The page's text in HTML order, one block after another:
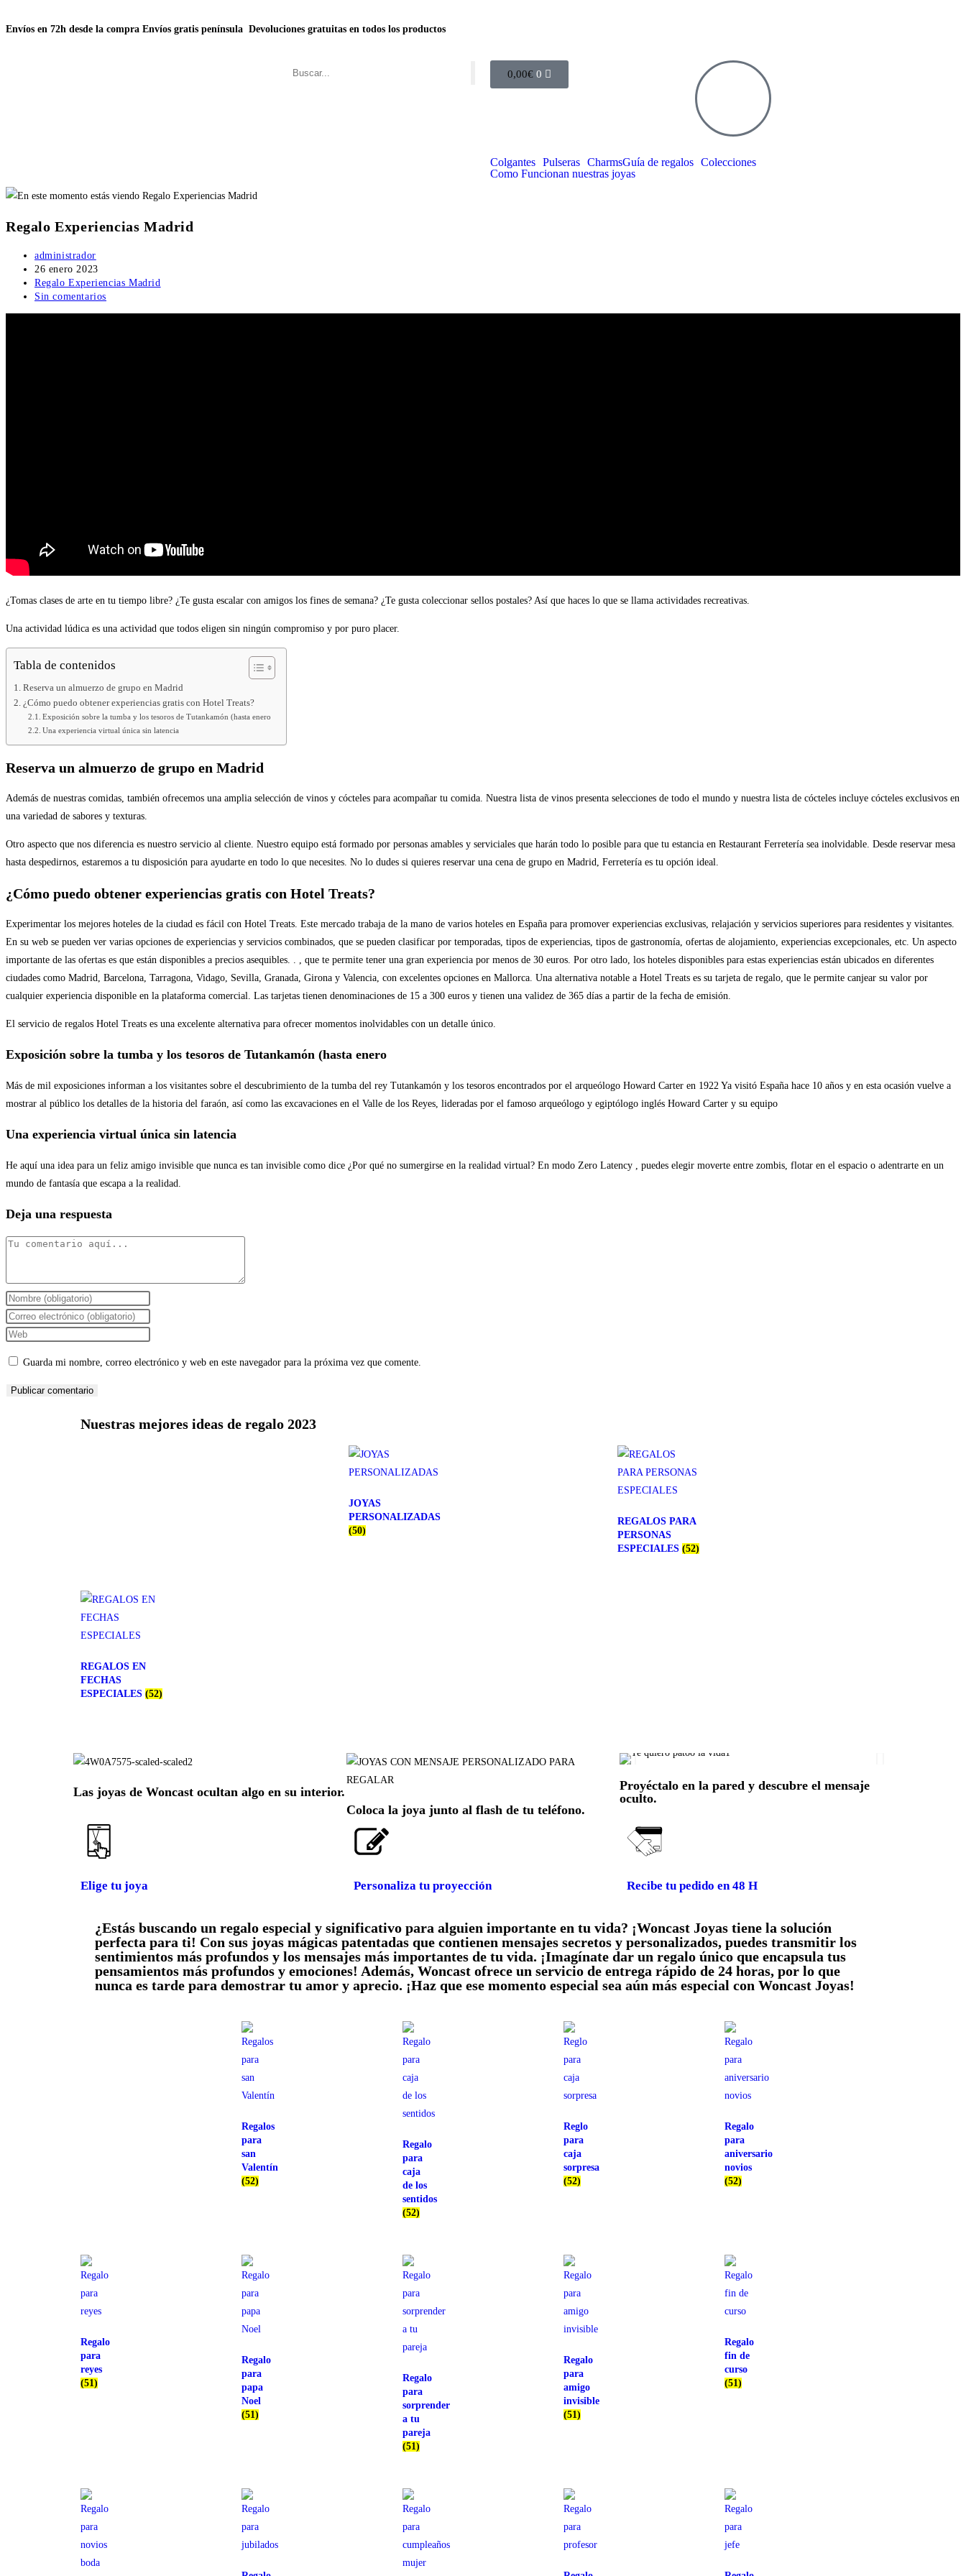
Envíos en 72h desde la compra Envíos gratis península Devoluciones gratuitas en todos los productos
0,00€ 0
Colgantes Pulseras CharmsGuía de regalos Colecciones
Como Funcionan nuestras joyas
Regalo Experiencias Madrid
administrador
26 enero 2023
Regalo Experiencias Madrid
Sin comentarios
¿Tomas clases de arte en tu tiempo libre? ¿Te gusta escalar con amigos los fines de semana? ¿Te gusta coleccionar sellos postales? Así que haces lo que se llama actividades recreativas.
Una actividad lúdica es una actividad que todos eligen sin ningún compromiso y por puro placer.
Tabla de contenidos
Reserva un almuerzo de grupo en Madrid
¿Cómo puedo obtener experiencias gratis con Hotel Treats?
Exposición sobre la tumba y los tesoros de Tutankamón (hasta enero
Una experiencia virtual única sin latencia
Reserva un almuerzo de grupo en Madrid
Además de nuestras comidas, también ofrecemos una amplia selección de vinos y cócteles para acompañar tu comida. Nuestra lista de vinos presenta selecciones de todo el mundo y nuestra lista de cócteles incluye cócteles exclusivos en
una variedad de sabores y texturas.
Otro aspecto que nos diferencia es nuestro servicio al cliente. Nuestro equipo está formado por personas amables y serviciales que harán todo lo posible para que tu estancia en Restaurant Ferretería sea inolvidable. Desde reservar mesa
hasta despedirnos, estaremos a tu disposición para ayudarte en todo lo que necesites. No lo dudes si quieres reservar una cena de grupo en Madrid, Ferretería es tu opción ideal.
¿Cómo puedo obtener experiencias gratis con Hotel Treats?
Experimentar los mejores hoteles de la ciudad es fácil con Hotel Treats. Este mercado trabaja de la mano de varios hoteles en España para promover experiencias exclusivas, relajación y servicios superiores para residentes y visitantes.
En su web se pueden ver varias opciones de experiencias y servicios combinados, que se pueden clasificar por temporadas, tipos de experiencias, tipos de gastronomía, ofertas de alojamiento, experiencias excepcionales, etc. Un aspecto
importante de las ofertas es que están disponibles a precios asequibles. . , que te permite tener una gran experiencia por menos de 30 euros. Por otro lado, los hoteles disponibles para estas experiencias están ubicados en diferentes
ciudades como Madrid, Barcelona, ​​Tarragona, Vidago, Sevilla, Granada, Girona y Valencia, con excelentes opciones en Mallorca. Una alternativa notable a Hotel Treats es su tarjeta de regalo, que le permite canjear su valor por
cualquier experiencia disponible en la plataforma comercial. Las tarjetas tienen denominaciones de 15 a 300 euros y tienen una validez de 365 días a partir de la fecha de emisión.
El servicio de regalos Hotel Treats es una excelente alternativa para ofrecer momentos inolvidables con un detalle único.
Exposición sobre la tumba y los tesoros de Tutankamón (hasta enero
Más de mil exposiciones informan a los visitantes sobre el descubrimiento de la tumba del rey Tutankamón y los tesoros encontrados por el arqueólogo Howard Carter en 1922 Ya visitó España hace 10 años y en esta ocasión vuelve a
mostrar al público los detalles de la historia del faraón, así como las excavaciones en el Valle de los Reyes, lideradas por el famoso arqueólogo y egiptólogo inglés Howard Carter y su equipo
Una experiencia virtual única sin latencia
He aquí una idea para un feliz amigo invisible que nunca es tan invisible como dice ¿Por qué no sumergirse en la realidad virtual? En modo Zero Latency , puedes elegir moverte entre zombis, flotar en el espacio o adentrarte en un
mundo de fantasía que escapa a la realidad.
Deja una respuesta
Guarda mi nombre, correo electrónico y web en este navegador para la próxima vez que comente.
Nuestras mejores ideas de regalo 2023
JOYAS
PERSONALIZADAS
(50)
REGALOS PARA
PERSONAS
ESPECIALES (52)
REGALOS EN
FECHAS
ESPECIALES (52)
Las joyas de Woncast ocultan algo en su interior.
Coloca la joya junto al flash de tu teléfono.
Proyéctalo en la pared y descubre el mensaje
oculto.
Elige tu joya Personaliza tu proyección Recibe tu pedido en 48 H
¿Estás buscando un regalo especial y significativo para alguien importante en tu vida? ¡Woncast Joyas tiene la solución
perfecta para ti! Con sus joyas mágicas patentadas que contienen mensajes secretos y personalizados, puedes transmitir los
sentimientos más profundos y los mensajes más importantes de tu vida. ¡Imagínate dar un regalo único que encapsula tus
pensamientos más profundos y emociones! Además, Woncast ofrece un servicio de entrega rápido de 24 horas, por lo que
nunca es tarde para demostrar tu amor y aprecio. ¡Haz que ese momento especial sea aún más especial con Woncast Joyas!
Regalos
para
san
Valentín
(52)
Regalo
para
caja
de los
sentidos
(52)
Reglo
para
caja
sorpresa
(52)
Regalo
para
aniversario
novios
(52)
Regalo
para
reyes
(51)
Regalo
para
papa
Noel
(51)
Regalo
para
sorprender
a tu
pareja
(51)
Regalo
para
amigo
invisible
(51)
Regalo
fin de
curso
(51)